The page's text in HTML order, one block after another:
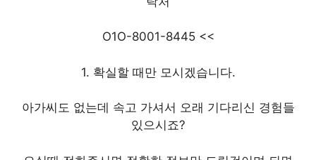
O1O-8001-8445 <<
1. 확실할 때만 모시겠습니다.
아가씨도 없는데 속고 가셔서 오래 기다리신 경험들
있으시죠?